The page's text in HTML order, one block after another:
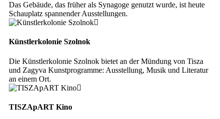
Das Gebäude, das früher als Synagoge genutzt wurde, ist heute
Schauplatz spannender Ausstellungen.
Künstlerkolonie Szolnok
Die Künstlerkolonie Szolnok bietet an der Mündung von Tisza
und Zagyva Kunstprogramme: Ausstellung, Musik und Literatur
an einem Ort.
TISZApART Kino